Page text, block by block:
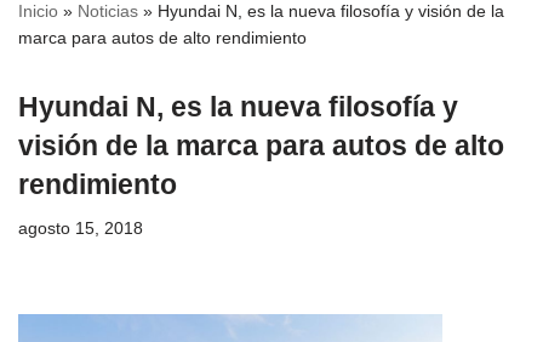
Inicio » Noticias » Hyundai N, es la nueva filosofía y visión de la
marca para autos de alto rendimiento
Hyundai N, es la nueva filosofía y
visión de la marca para autos de alto
rendimiento
agosto 15, 2018